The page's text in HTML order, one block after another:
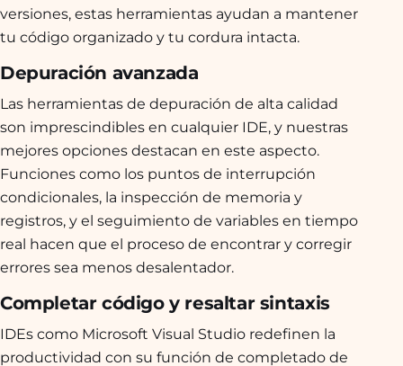
versiones, estas herramientas ayudan a mantener
tu código organizado y tu cordura intacta.
Depuración avanzada
Las herramientas de depuración de alta calidad
son imprescindibles en cualquier IDE, y nuestras
mejores opciones destacan en este aspecto.
Funciones como los puntos de interrupción
condicionales, la inspección de memoria y
registros, y el seguimiento de variables en tiempo
real hacen que el proceso de encontrar y corregir
errores sea menos desalentador.
Completar código y resaltar sintaxis
IDEs como Microsoft Visual Studio redefinen la
productividad con su función de completado de